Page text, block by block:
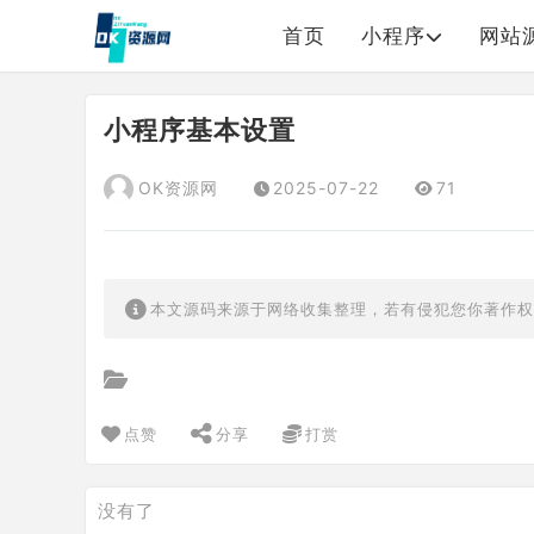
首页 小程序 网站
小程序基本设置
OK资源网 2025-07-22 71
本文源码来源于网络收集整理，若有侵犯您你著
点赞 分享 打赏
没有了